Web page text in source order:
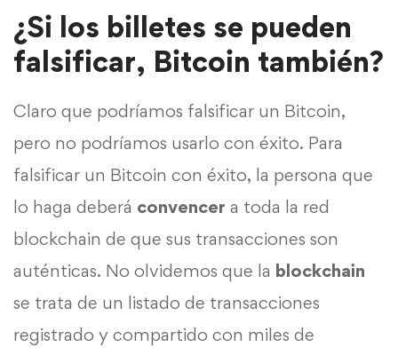
¿Si los billetes se pueden
falsificar, Bitcoin también?
Claro que podríamos falsificar un Bitcoin,
pero no podríamos usarlo con éxito. Para
falsificar un Bitcoin con éxito, la persona que
lo haga deberá convencer a toda la red
blockchain de que sus transacciones son
auténticas. No olvidemos que la blockchain
se trata de un listado de transacciones
registrado y compartido con miles de